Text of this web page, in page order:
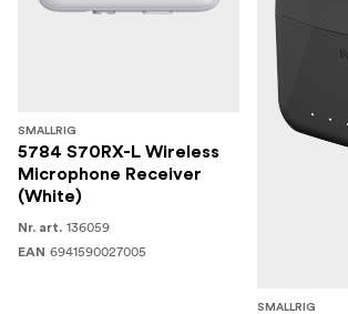
SMALLRIG
5784 S70RX-L Wireless
Microphone Receiver
(White)
Nr. art. 136059
EAN 6941590027005
SMALLRIG